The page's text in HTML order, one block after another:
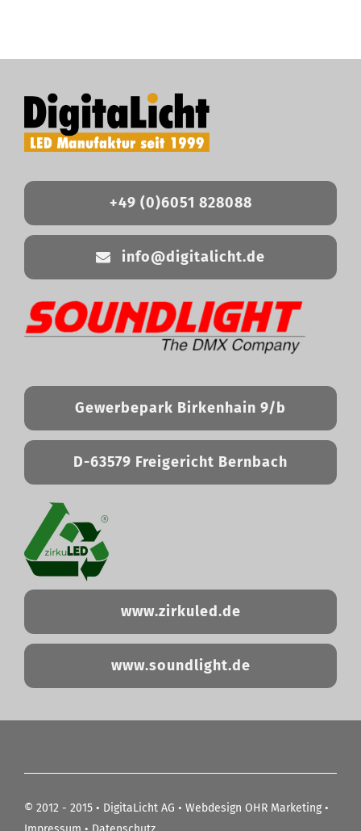
+49 (0)6051 828088
info@digitalicht.de
Gewerbepark Birkenhain 9/b
D-63579 Freigericht Bernbach
www.zirkuled.de
www.soundlight.de
© 2012 - 2015 • DigitaLicht AG • Webdesign OHR Marketing •